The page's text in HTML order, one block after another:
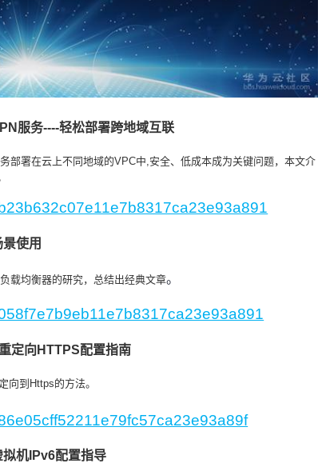
服务----轻松部署跨地域互联
部署在云上不同地域的VPC中,安全、低成本成为关键问题，本文介
使用
载均衡器的研究，总结出经典文章。
定向HTTPS配置指南
向到Https的方法。
拟机IPv6配置指导